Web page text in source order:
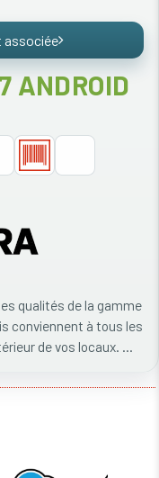
associée
ANDROID
qualités de la gamme
conviennent à tous les
de vos locaux. ...